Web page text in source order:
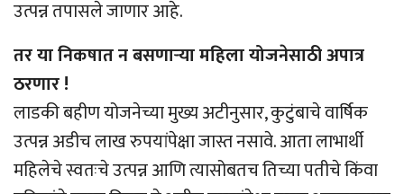
उत्पन्न तपासले जाणार आहे.
तर या निकषात न बसणार्‍या महिला योजनेसाठी अपात्र
ठरणार !
लाडकी बहीण योजनेच्या मुख्य अटीनुसार, कुटुंबाचे वार्षिक
उत्पन्न अडीच लाख रुपयांपेक्षा जास्त नसावे. आता लाभार्थी
महिलेचे स्वतःचे उत्पन्न आणि त्यासोबतच तिच्या पतीचे किंवा